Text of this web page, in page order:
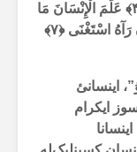
اقْرَأْ وَرَبُّكَ الْأَكْرَمُ ﴿۳﴾ الَّذِي عَلَّمَ بِالْقَلَمِ ﴿۴﴾ عَلَّمَ الْإِنْسَانَ مَا
لَمْ يَعْلَمْ ﴿۵﴾ لَّا إِنَّ الْإِنْسَانَ لَيَطْغَى ﴿۶﴾ أَنْ رَآهُ اسْتَغْنَى ﴿۷﴾
اینسانئ
ایکرام